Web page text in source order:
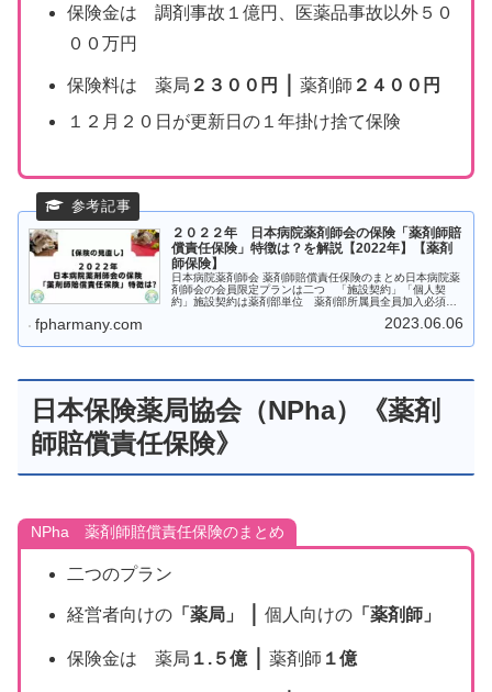
保険金は 調剤事故１億円、医薬品事故以外５０
００万円
保険料は 薬局 ２３００円 ｜ 薬剤師 ２４００円
１２月２０日が更新日の１年掛け捨て保険
２０２２年 日本病院薬剤師会の保険「薬剤師賠
償責任保険」特徴は？を解説【2022年】【薬剤
師保険】
日本病院薬剤師会 薬剤師賠償責任保険のまとめ日本病院薬
剤師会の会員限定プランは二つ 「施設契約」「個人契
約」施設契約は薬剤部単位 薬剤部所属員全員加入必須保
fpharmany.com 2023.06.06
日本保険薬局協会（NPha）《薬剤
師賠償責任保険》
NPha 薬剤師賠償責任保険のまとめ
二つのプラン
経営者向けの「薬局」 個人向けの「薬剤師」
保険金は 薬局 １.５億｜ 薬剤師 １億